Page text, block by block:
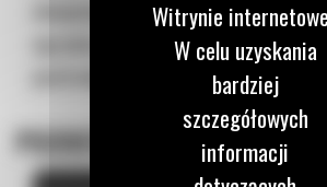
nieupoważnione osoby, np.
ograniczając ryzyko narażenia
postronnych na niebezpieczeństwo
POZOSTAŁE POSTY
Witrynie
W celu uzyskania
bardziej
szczegółowych
informacji